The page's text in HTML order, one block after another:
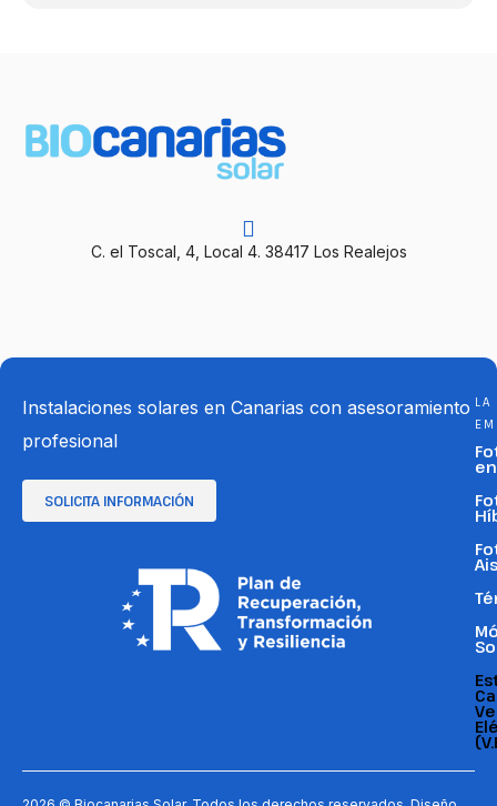
C. el Toscal, 4, Local 4. 38417 Los Realejos
Instalaciones solares en Canarias con asesoramiento
profesional
SOLICITA INFORMACIÓN
LA